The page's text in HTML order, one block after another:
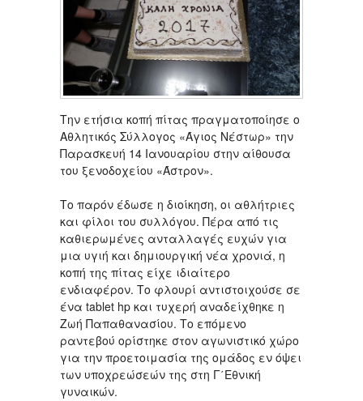
Την ετήσια κοπή πίτας πραγματοποίησε ο
Αθλητικός Σύλλογος «Άγιος Νέστωρ» την
Παρασκευή 14 Ιανουαρίου στην αίθουσα
του ξενοδοχείου «Άστρον».
Το παρόν έδωσε η διοίκηση, οι αθλήτριες
και φίλοι του συλλόγου. Πέρα από τις
καθιερωμένες ανταλλαγές ευχών για
μια υγιή και δημιουργική νέα χρονιά, η
κοπή της πίτας είχε ιδιαίτερο
ενδιαφέρον. Το φλουρί αντιστοιχούσε σε
ένα tablet hp και τυχερή αναδείχθηκε η
Ζωή Παπαθανασίου. Το επόμενο
ραντεβού ορίστηκε στον αγωνιστικό χώρο
για την προετοιμασία της ομάδος εν όψει
των υποχρεώσεών της στη Γ΄Εθνική
γυναικών.